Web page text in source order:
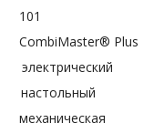
Plus